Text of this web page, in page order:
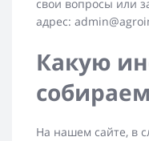
свои вопросы или
адрес:
Какую
На нашем сайте, в